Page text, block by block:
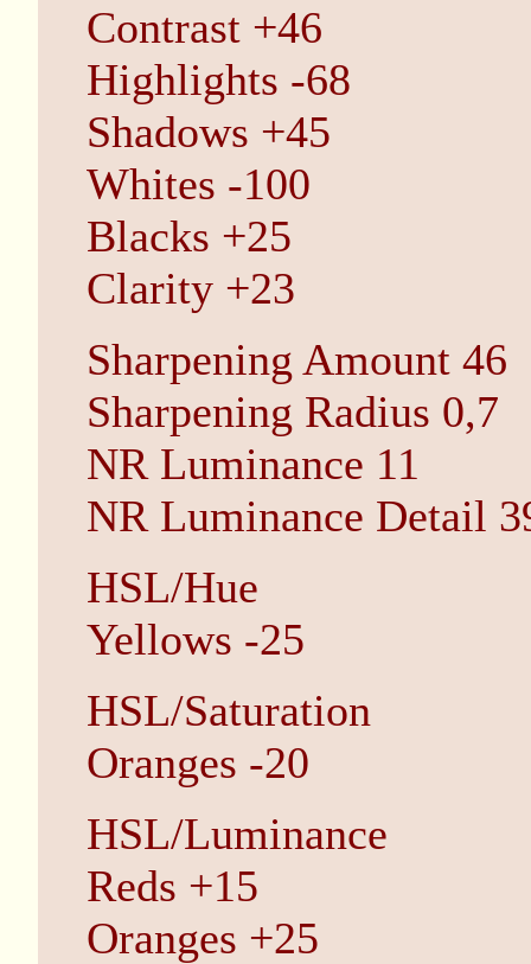
Contrast +46
Highlights -68
Shadows +45
Whites -100
Blacks +25
Clarity +23
Sharpening Amount 46
Sharpening Radius 0,7
NR Luminance 11
NR Luminance Detail
HSL/Hue
Yellows -25
HSL/Saturation
Oranges -20
HSL/Luminance
Reds +15
Oranges +25